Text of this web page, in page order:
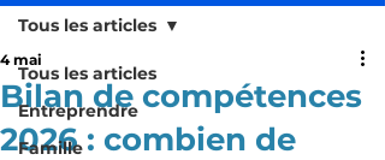
Tous les articles
Entreprendre
Famille
Tous les articles
Bilan de compétences
2026 : combien de
4 mai